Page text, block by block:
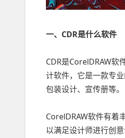
一、CDR是什么软件
CDR是CorelDRAW
计软件，它是一款专
包装设计、宣传册等。
CorelDRAW软件有着
以满足设计师进行创